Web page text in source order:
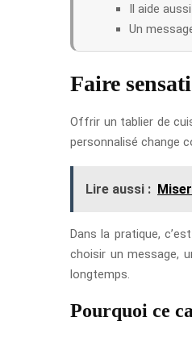
Il aide
Un
Faire
Offrir un tablier de
personnalisé change
Lire aussi :
Dans la pratique,
choisir un message,
longtemps.
Pourquoi ce